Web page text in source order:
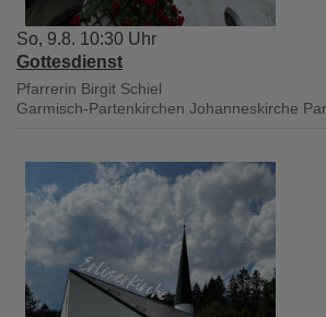
So, 9.8. 10:30 Uhr
Gottesdienst
Pfarrerin Birgit Schiel
Garmisch-Partenkirchen Johanneskirche